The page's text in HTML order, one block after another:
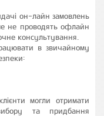
он-лайн замовлень
не проводять офлайн
консультування.
в звичайному
могли отримати
та придбання